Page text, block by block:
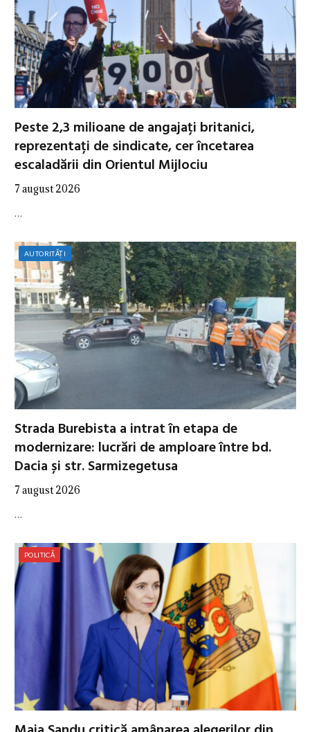
Peste 2,3 milioane de angajați britanici,
reprezentați de sindicate, cer încetarea
escaladării din Orientul Mijlociu
7 august 2026
…
AUTORITĂȚI
Strada Burebista a intrat în etapa de
modernizare: lucrări de amploare între bd.
Dacia și str. Sarmizegetusa
7 august 2026
…
POLITICĂ